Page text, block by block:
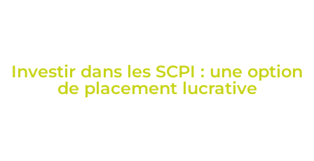
Investir dans les SCPI : une option
de placement lucrative